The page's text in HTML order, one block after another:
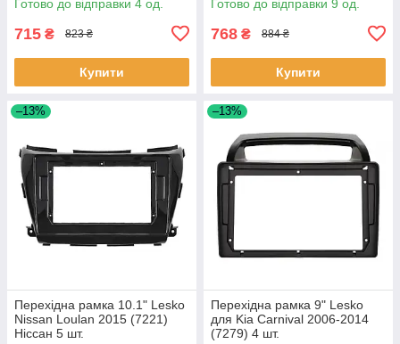
Готово до відправки 4 од.
715 ₴ 823 ₴
Купити
Готово до відправки 9 од.
768 ₴ 884 ₴
Купити
–13%
Перехідна рамка 10.1" Lesko
Nissan Loulan 2015 (7221)
Ніссан 5 шт.
–13%
Перехідна рамка 9" Lesko
для Kia Carnival 2006-2014
(7279) 4 шт.